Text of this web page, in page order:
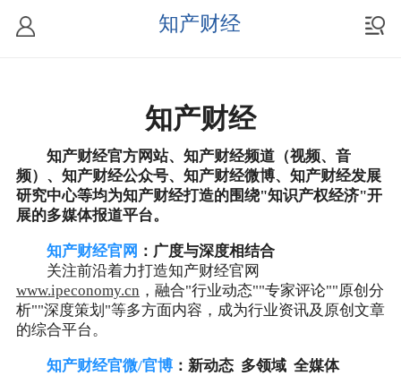
知产财经
知产财经
知产财经官方网站、知产财经频道（视频、音
频）、知产财经公众号、知产财经微博、知产财经发展
研究中心等均为知产财经打造的围绕"知识产权经济"开
展的多媒体报道平台。
知产财经官网 ：广度与深度相结合
关注前沿着力打造知产财经官网
www.ipeconomy.cn ，融合"行业动态""专家评论""原创分
析""深度策划"等多方面内容，成为行业资讯及原创文章
的综合平台。
知产财经官微/官博：新动态 多领域 全媒体